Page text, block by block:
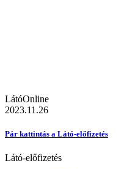
LátóOnline
2023.11.26
Pár kattintás a Látó-előfizetés
Látó-előfizetés